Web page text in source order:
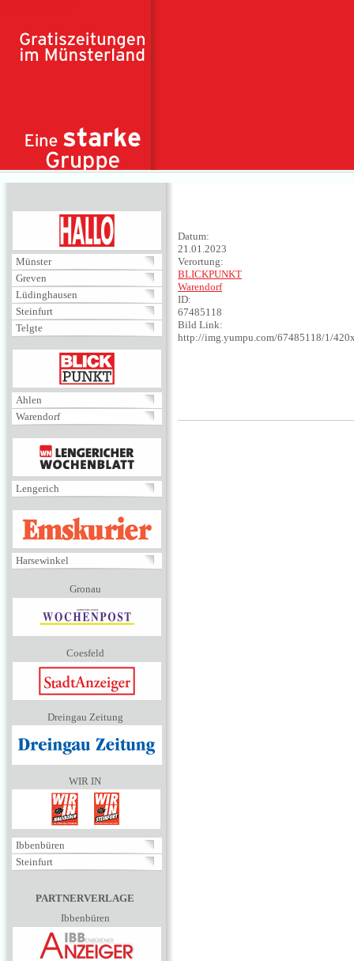
Münster
Greven
Lüdinghausen
Steinfurt
Telgte
BLICKPUNKT
Ahlen
Warendorf
MENÜ
Lengerich
EMSKURIER
Harsewinkel
Gronau
Coesfeld
Dreingau Zeitung
WIR IN
Ibbenbüren
Steinfurt
PARTNERVERLAGE
Ibbenbüren
Datum:
21.01.2023
Verortung:
BLICKPUNKT
Warendorf
ID:
67485118
Bild Link:
http://img.yumpu.com/67485118/1/